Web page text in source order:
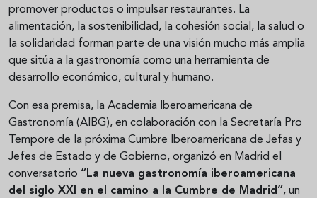
promover productos o impulsar restaurantes. La
alimentación, la sostenibilidad, la cohesión social, la salud o
la solidaridad forman parte de una visión mucho más amplia
que sitúa a la gastronomía como una herramienta de
desarrollo económico, cultural y humano.
Con esa premisa, la Academia Iberoamericana de
Gastronomía (AIBG), en colaboración con la Secretaría Pro
Tempore de la próxima Cumbre Iberoamericana de Jefas y
Jefes de Estado y de Gobierno, organizó en Madrid el
conversatorio “La nueva gastronomía iberoamericana
del siglo XXI en el camino a la Cumbre de Madrid”, un